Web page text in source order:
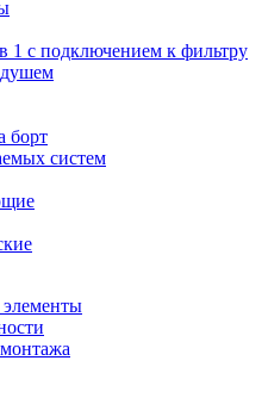
1 с подключением к фильтру
борт
систем
элементы